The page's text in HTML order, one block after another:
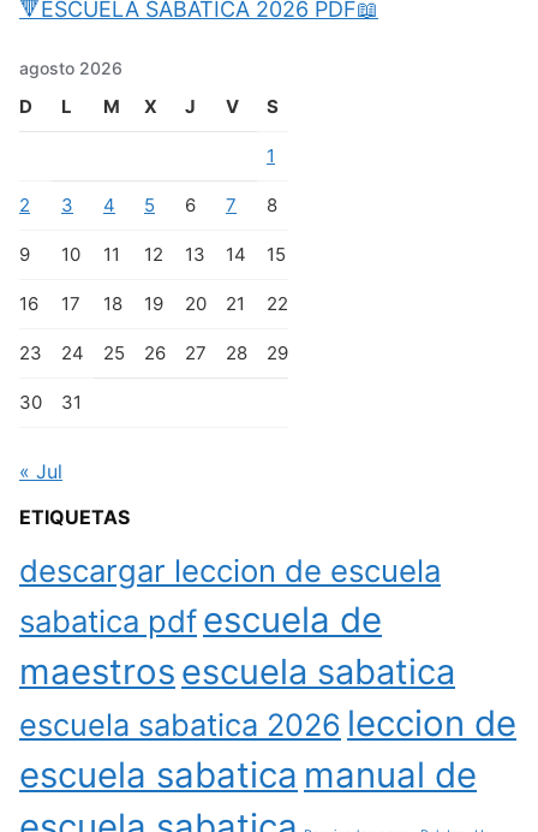
🔻ESCUELA SABATICA 2026 PDF📖
agosto 2026
D L M X J V S
1
2 3 4 5 6 7 8
9 10 11 12 13 14 15
16 17 18 19 20 21 22
23 24 25 26 27 28 29
30 31
« Jul
ETIQUETAS
descargar leccion de escuela
sabatica pdfescuela de
maestros escuela sabatica
escuela sabatica 2026 leccion de
escuela sabatica manual de